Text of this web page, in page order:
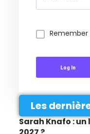
Remember
Log In
Les
Sarah Knafo :